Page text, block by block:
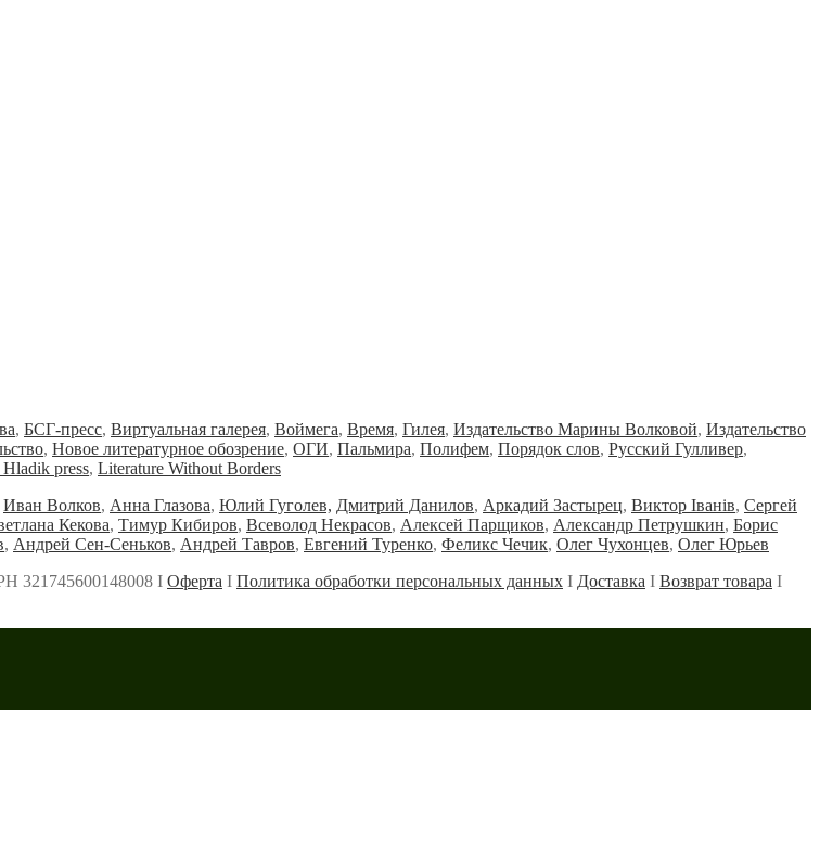
, БСГ-пресс, Виртуальная галерея, Воймега, Время, Гилея, Издательство Марины Волковой, Издательство
, Новое литературное обозрение, ОГИ, Пальмира, Полифем, Порядок слов, Русский Гулливер,
press, Literature Without Borders
Иван Волков, Анна Глазова, Юлий Гуголев, Дмитрий Данилов, Аркадий Застырец, Виктор Iванiв, Сергей
Кекова, Тимур Кибиров, Всеволод Некрасов, Алексей Парщиков, Александр Петрушкин, Борис
, Андрей Сен-Сеньков, Андрей Тавров, Евгений Туренко, Феликс Чечик, Олег Чухонцев, Олег Юрьев
321745600148008 Ι Оферта Ι Политика обработки персональных данных Ι Доставка Ι Возврат товара Ι